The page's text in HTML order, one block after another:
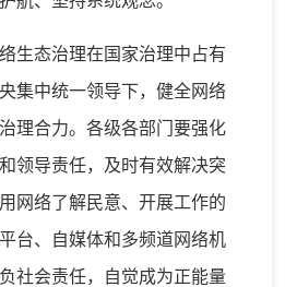
生态治理在国家治理中占有
集中统一领导下，健全网络
理合力。各级各部门要强化
领导责任，及时有效解决突
网络了解民意、开展工作的
台、自媒体和多频道网络机
社会责任，自觉成为正能量